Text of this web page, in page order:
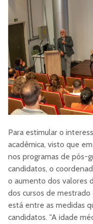
Para estimular o
acadêmica, visto que
nos programas de pós-
candidatos, o
o aumento dos valores
dos cursos de
está entre as medidas
candidatos. "A idade